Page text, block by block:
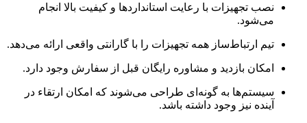
نصب تجهیزات با رعایت استانداردها و کیفیت بالا انجام
می‌شود.
تیم ارتباط‌ساز همه تجهیزات را با گارانتی واقعی ارائه می‌دهد.
امکان بازدید و مشاوره رایگان قبل از سفارش وجود دارد.
سیستم‌ها به گونه‌ای طراحی می‌شوند که امکان ارتقاء در
آینده نیز وجود داشته باشد.